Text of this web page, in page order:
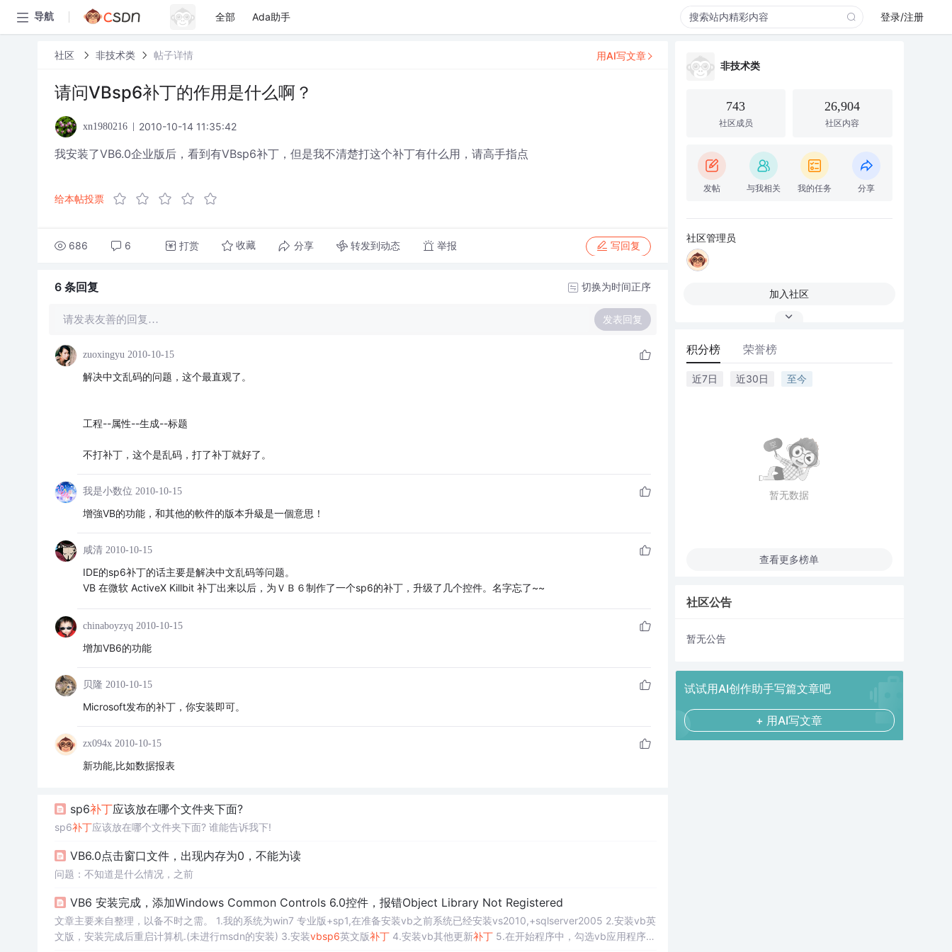
导航 全部 Ada助手 登录/注册
社区 非技术类 帖子详情
请问VBsp6补丁的作用是什么啊？
xn1980216 2010-10-14 11:35:42
我安装了VB6.0企业版后，看到有VBsp6补丁，但是我不清楚打这个补丁有什么用，请高手指点
给本帖投票
686 6 打赏 收藏 分享 转发到动态 举报 写回复
用AI写文章
6 条回复 切换为时间正序
请发表友善的回复… 发表回复
zuoxingyu 2010-10-15
解决中文乱码的问题，这个最直观了。
工程--属性--生成--标题
不打补丁，这个是乱码，打了补丁就好了。
我是小数位 2010-10-15
增強VB的功能，和其他的軟件的版本升級是一個意思！
咸清 2010-10-15
IDE的sp6补丁的话主要是解决中文乱码等问题。
VB 在微软 ActiveX Killbit 补丁出来以后，为ＶＢ６制作了一个sp6的补丁，升级了几个控件。名字忘了~~
chinaboyzyq 2010-10-15
增加VB6的功能
贝隆 2010-10-15
Microsoft发布的补丁，你安装即可。
zx094x 2010-10-15
新功能,比如数据报表
sp6补丁应该放在哪个文件夹下面?
sp6补丁应该放在哪个文件夹下面? 谁能告诉我下!
VB6.0点击窗口文件，出现内存为0，不能为读
问题：不知道是什么情况，之前
VB6 安装完成，添加Windows Common Controls 6.0控件，报错Object Library Not Registered
文章主要来自整理，以备不时之需。 1.我的系统为win7 专业版+sp1,在准备安装vb之前系统已经安装vs2010,+sqlserver2005 2.安装vb英
文版，安装完成后重启计算机.(未进行msdn的安装) 3.安装vbsp6英文版补丁4.安装vb其他更新补丁5.在开始程序中，勾选vb应用程序以
非技术类
743
社区成员
26,904
社区内容
发帖 与我相关 我的任务 分享
社区管理员
加入社区
积分榜 荣誉榜
近7日 近30日 至今
暂无数据
查看更多榜单
社区公告
暂无公告
试试用AI创作助手写篇文章吧
+ 用AI写文章